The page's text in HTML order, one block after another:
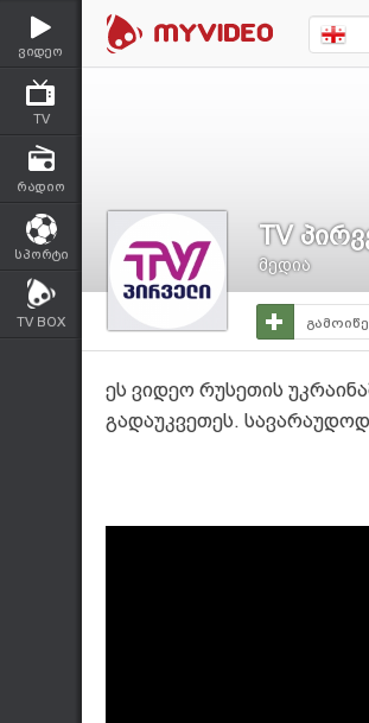
ვიდეო
TV
რადიო
სპორტი
TV BOX
TV
მედია
ეს ვიდეო რუსეთის
გადაუკვეთეს.